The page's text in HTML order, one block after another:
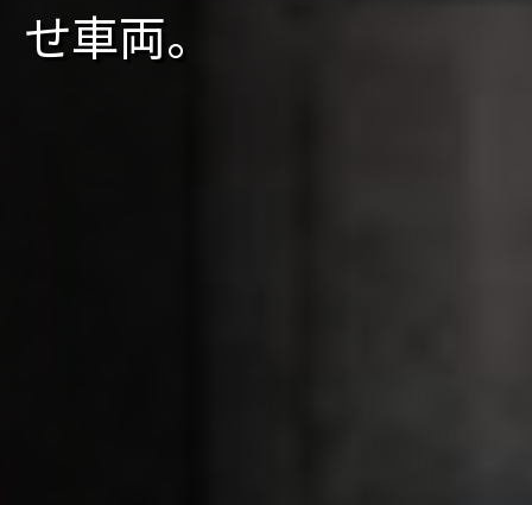
せ車両。